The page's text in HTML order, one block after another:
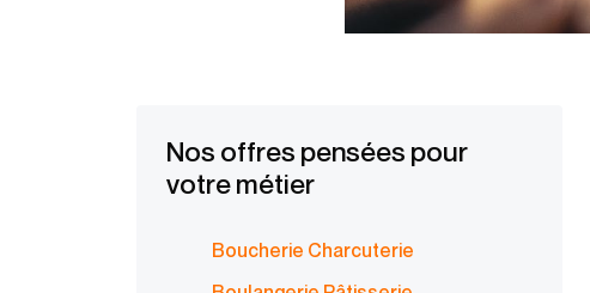
Nos offres pensées pour
votre métier
Boucherie Charcuterie